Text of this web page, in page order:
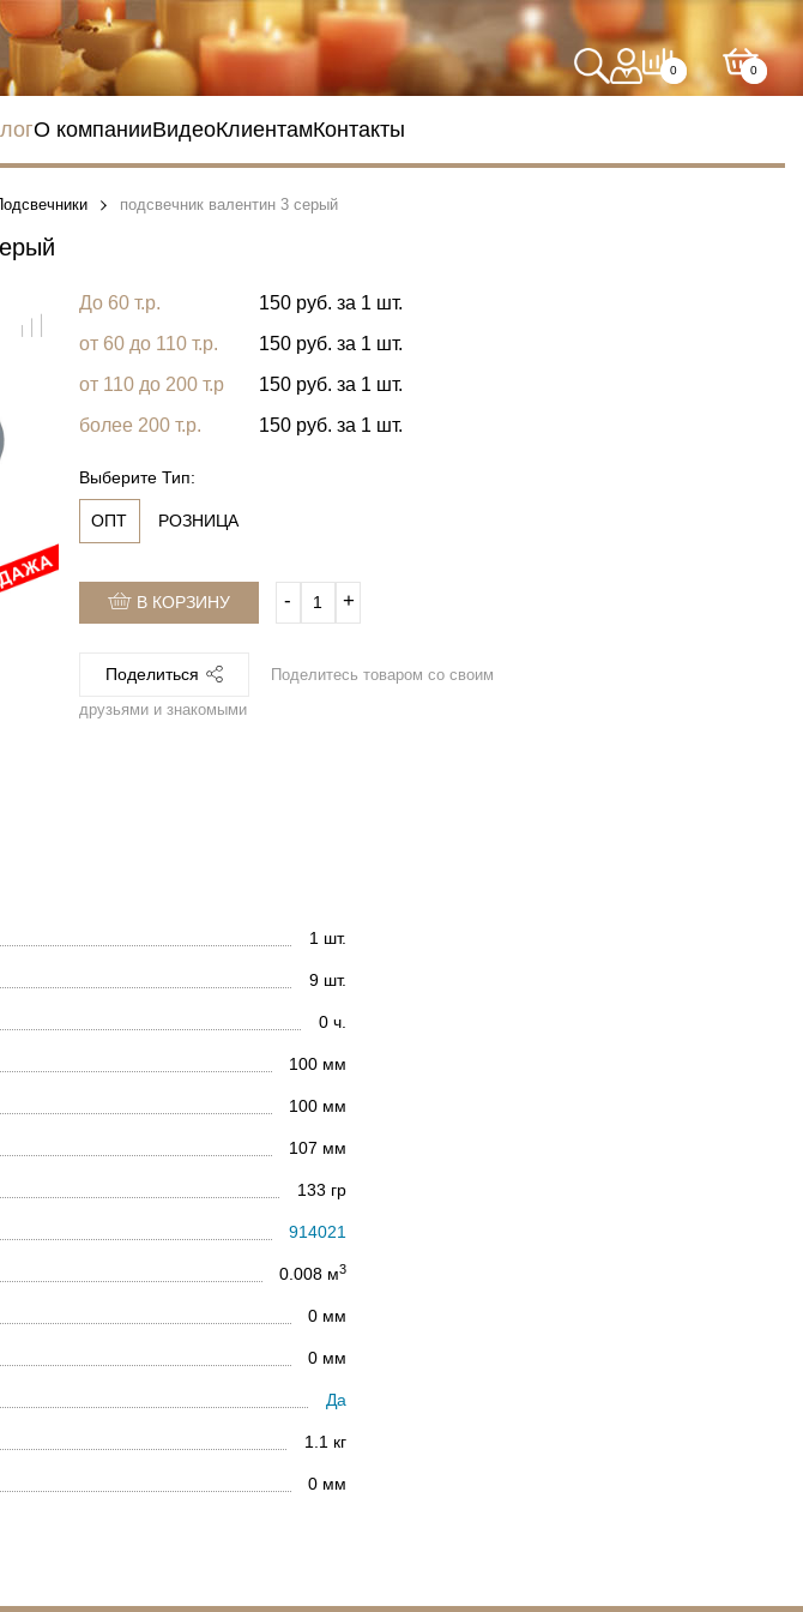
0 0
О компанииВидеоКлиентамКонтакты
подсвечник валентин 3 серый
До 60 т.р.
150 руб. за 1 шт.
от 60 до 110 т.р.
150 руб. за 1 шт.
от 110 до 200 т.р
150 руб. за 1 шт.
более 200 т.р.
150 руб. за 1 шт.
Выберите Тип:
ОПТ РОЗНИЦА
В КОРЗИНУ ‐ +
Поделиться Поделитесь товаром со своим
друзьями и знакомыми
1 шт.
9 шт.
0 ч.
100 мм
100 мм
107 мм
133 гр
914021
0.008 м3
0 мм
0 мм
Да
1.1 кг
0 мм